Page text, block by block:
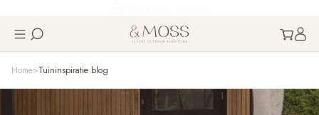
Home Tuininspiratie blog